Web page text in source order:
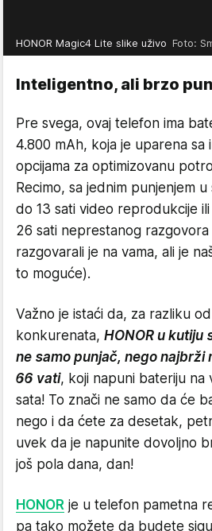
HONOR Magic4 Lite slike uživo Foto:
Inteligentno, ali brzo
Pre svega, ovaj telefon ima
4.800 mAh, koja je uparena sa
opcijama za optimizovanu
Recimo, sa jednim punjenjem
do 13 sati video reprodukcije
26 sati neprestanog
razgovarali je na vama, ali je
to moguće).
Važno je istaći da, za razliku
konkurenata, HONOR u kutiju
ne samo punjač, nego najbrži
66 vati, koji napuni bateriju na
sata! To znači ne samo da će
nego i da ćete za desetak,
uvek da je napunite dovoljno
još pola dana, dan!
HONOR je u telefon pametna
pa tako možete da budete